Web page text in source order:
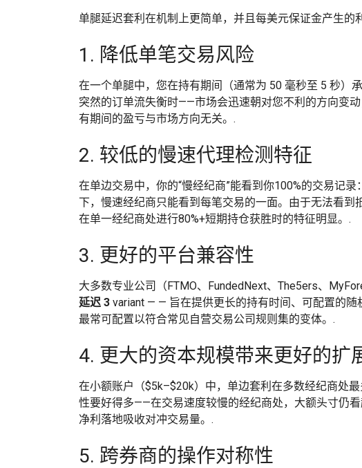
单腿延迟套利在机制上更简单，并且每美元保证金产生的
1. 降低单笔交易风险
在一个单腿中，您在持有期间（通常为 50 毫秒至 5 秒
突然的订单流失衡时——市场会迅速朝对您不利的方向变
有期间的盈亏与市场方向无关。.
2. 较低的慢速代理检测特征
在单边交易中，你的“慢经纪商”能看到你100%的交易记
下，慢速经纪商只能看到每笔交易的一面。由于无法看
在单一经纪商处进行80%+短期持仓获胜时的特征明显。.
3. 更好的平台兼容性
大多数专业公司（FTMO、FundedNext、The5ers、
延迟 3 variant — — 旨在提供更长的持有时间、可配置的
最常可配置以符合常见自营交易公司规则集的变体。.
4. 更大的资本规模带来更好的扩
在小额账户（$5k–$20k）中，单边套利在多数经纪商处
性要好得多——在交易速度较慢的经纪商处，大额头寸仍
净利落地吸收对冲交易量。.
5. 跨券商的操作对称性